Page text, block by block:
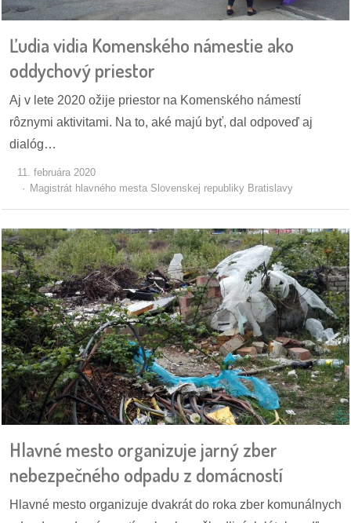
Ľudia vidia Komenského námestie ako
oddychový priestor
Aj v lete 2020 ožije priestor na Komenského námestí
rôznymi aktivitami. Na to, aké majú byť, dal odpoveď aj
dialóg…
11. februára 2020
Magistrát hlavného mesta Slovenskej republiky Bratislavy
Hlavné mesto organizuje jarný zber
nebezpečného odpadu z domácností
Hlavné mesto organizuje dvakrát do roka zber komunálnych